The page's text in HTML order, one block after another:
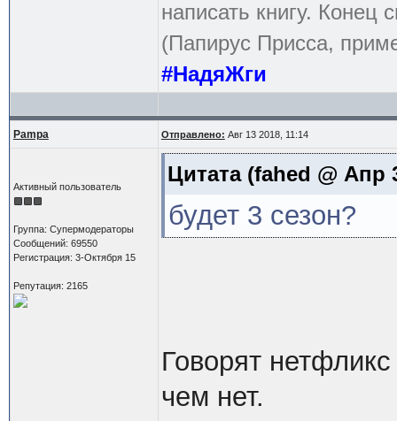
написать книгу. Конец
(Папирус Присса,
#НадяЖги
Pampa Отправлено: Авг 13 2018, 11:14
Активный пользователь
Группа: Супермодераторы
Сообщений: 69550
Регистрация: 3-Октября 15
Репутация: 2165
Цитата(fahed @ Апр
будет 3 сезон?
Говорят
чем нет.